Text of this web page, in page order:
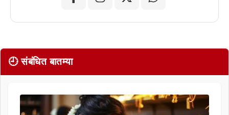
🕘 संबंधित बातम्या